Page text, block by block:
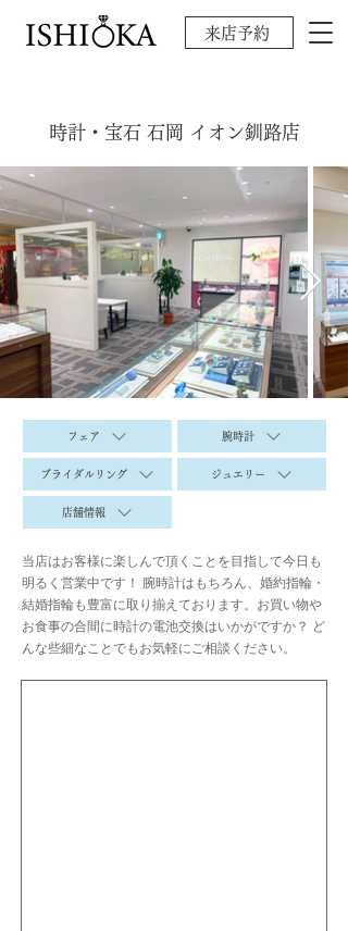
来店予約
時計・宝石 石岡 イオン釧路店
フェア
ブライダルリング
店舗情報
腕時計
ジュエリー
当店はお客様に楽しんで頂くことを目指して今日も
明るく営業中です！ 腕時計はもちろん、婚約指輪・
結婚指輪も豊富に取り揃えております。お買い物や
お食事の合間に時計の電池交換はいかがですか？ ど
んな些細なことでもお気軽にご相談ください。